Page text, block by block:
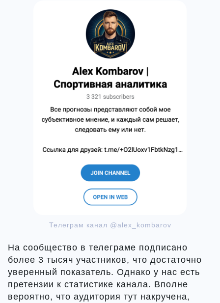
Телеграм канал @alex_kombarov
На сообщество в телеграме подписано
более 3 тысяч участников, что достаточно
уверенный показатель. Однако у нас есть
претензии к статистике канала. Вполне
вероятно, что аудитория тут накручена,